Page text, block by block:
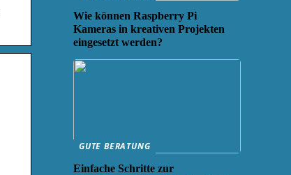
Wie können Raspberry Pi
Kameras in kreativen Projekten
eingesetzt werden?
GUTE BERATUNG
Einfache Schritte zur